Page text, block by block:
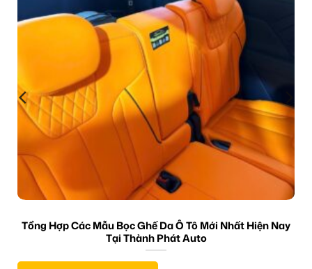
Tổng Hợp Các Mẫu Bọc Ghế Da Ô Tô Mới Nhất Hiện Nay
Tại Thành Phát Auto